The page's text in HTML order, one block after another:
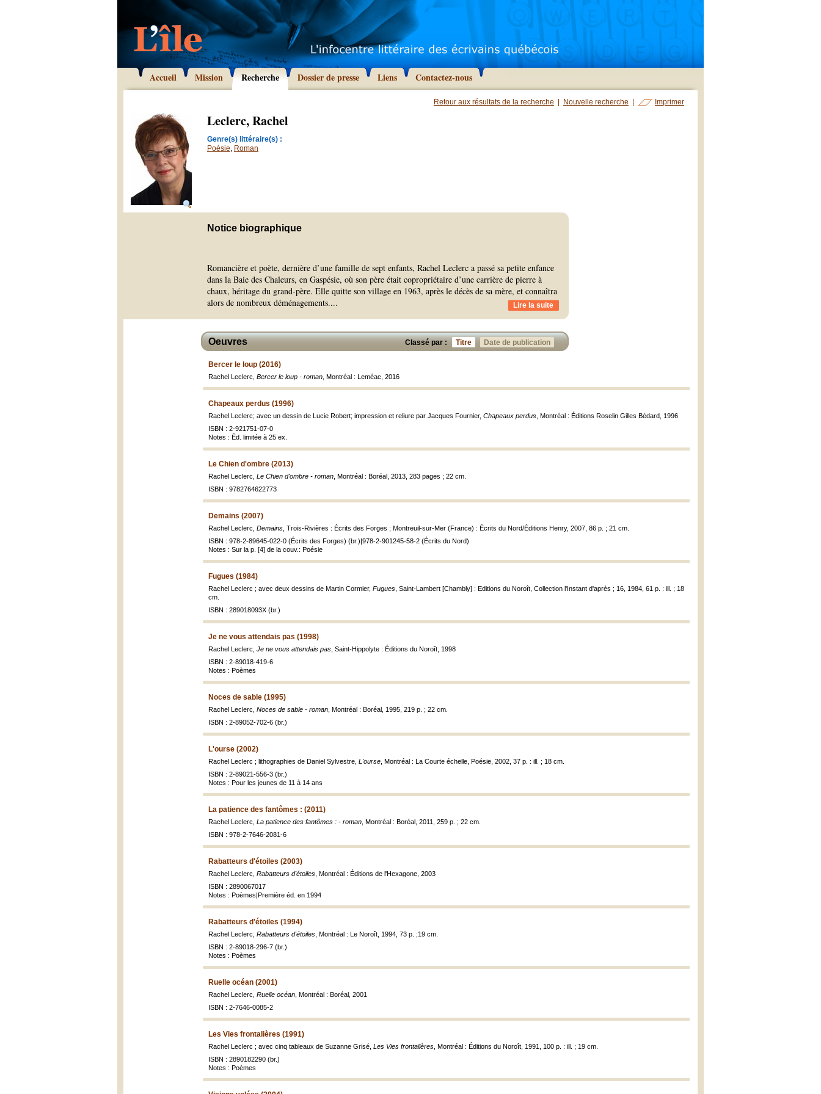
Accueil Mission Recherche Dossier de presse Liens Contactez-nous
Retour aux résultats de la recherche Nouvelle recherche Imprimer
Leclerc, Rachel
Genre(s) littéraire(s) :
Poésie, Roman
Notice biographique
Romancière et poète, dernière d’une famille de sept enfants, Rachel Leclerc a passé sa petite enfance
dans la Baie des Chaleurs, en Gaspésie, où son père était copropriétaire d’une carrière de pierre à
chaux, héritage du grand-père. Elle quitte son village en 1963, après le décès de sa mère, et connaîtra
alors de nombreux déménagements.... Lire la suite
Classé par : Titre Date de publication
Oeuvres
Bercer le loup (2016)
Rachel Leclerc, Bercer le loup - roman , Montréal : Leméac, 2016
Chapeaux perdus (1996)
Rachel Leclerc; avec un dessin de Lucie Robert; impression et reliure par Jacques Fournier, Chapeaux perdus , Montréal : Éditions Roselin Gilles Bédard, 1996
ISBN : 2-921751-07-0
Notes : Éd. limitée à 25 ex.
Le Chien d'ombre (2013)
Rachel Leclerc, Le Chien d'ombre - roman , Montréal : Boréal, 2013, 283 pages ; 22 cm.
ISBN : 9782764622773
Demains (2007)
Rachel Leclerc, Demains , Trois-Rivières : Écrits des Forges ; Montreuil-sur-Mer (France) : Écrits du Nord/Éditions Henry, 2007, 86 p. ; 21 cm.
ISBN : 978-2-89645-022-0 (Écrits des Forges) (br.)|978-2-901245-58-2 (Écrits du Nord)
Notes : Sur la p. [4] de la couv.: Poésie
Fugues (1984)
Rachel Leclerc ; avec deux dessins de Martin Cormier, Fugues , Saint-Lambert [Chambly] : Editions du Noroît, Collection l'Instant d'après ; 16, 1984, 61 p. : ill. ; 18
cm.
ISBN : 289018093X (br.)
Je ne vous attendais pas (1998)
Rachel Leclerc, Je ne vous attendais pas , Saint-Hippolyte : Éditions du Noroît, 1998
ISBN : 2-89018-419-6
Notes : Poèmes
Noces de sable (1995)
Rachel Leclerc, Noces de sable - roman , Montréal : Boréal, 1995, 219 p. ; 22 cm.
ISBN : 2-89052-702-6 (br.)
L'ourse (2002)
Rachel Leclerc ; lithographies de Daniel Sylvestre, L'ourse , Montréal : La Courte échelle, Poésie, 2002, 37 p. : ill. ; 18 cm.
ISBN : 2-89021-556-3 (br.)
Notes : Pour les jeunes de 11 à 14 ans
La patience des fantômes : (2011)
Rachel Leclerc, La patience des fantômes : - roman , Montréal : Boréal, 2011, 259 p. ; 22 cm.
ISBN : 978-2-7646-2081-6
Rabatteurs d'étoiles (2003)
Rachel Leclerc, Rabatteurs d'étoiles , Montréal : Éditions de l'Hexagone, 2003
ISBN : 2890067017
Notes : Poèmes|Première éd. en 1994
Rabatteurs d'étoiles (1994)
Rachel Leclerc, Rabatteurs d'étoiles , Montréal : Le Noroît, 1994, 73 p. ;19 cm.
ISBN : 2-89018-296-7 (br.)
Notes : Poèmes
Ruelle océan (2001)
Rachel Leclerc, Ruelle océan , Montréal : Boréal, 2001
ISBN : 2-7646-0085-2
Les Vies frontalières (1991)
Rachel Leclerc ; avec cinq tableaux de Suzanne Grisé, Les Vies frontalières , Montréal : Éditions du Noroît, 1991, 100 p. : ill. ; 19 cm.
ISBN : 2890182290 (br.)
Notes : Poèmes